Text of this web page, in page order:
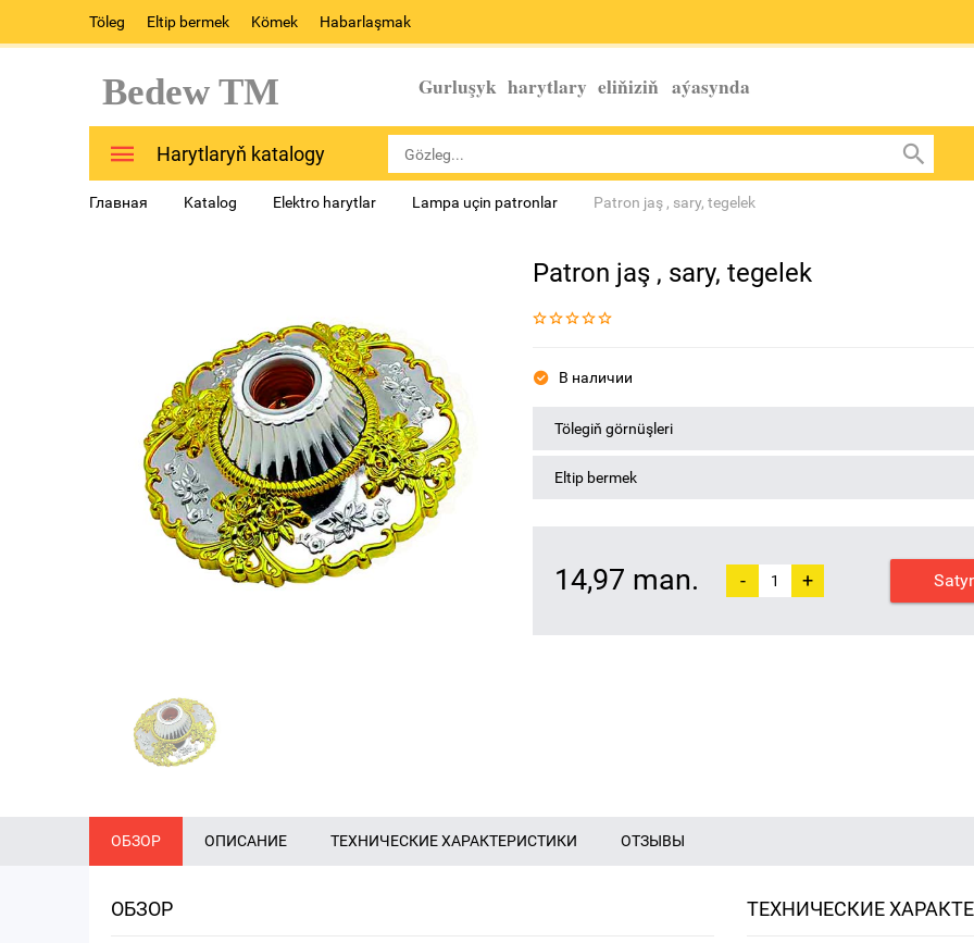
Töleg Eltip bermek Kömek Habarlaşmak
Bedew TM Gurluşyk harytlary eliňiziň aýasynda
Harytlaryň katalogy
Главная Katalog Elektro harytlar Lampa uçin patronlar Patron jaş , sary, tegelek
Patron jaş , sary, tegelek
В наличии
Tölegiň görnüşleri
Eltip bermek
14,97 man. - +
ОБЗОР ОПИСАНИЕ ТЕХНИЧЕСКИЕ ХАРАКТЕРИСТИКИ ОТЗЫВЫ
ОБЗОР ТЕХНИЧЕСКИЕ